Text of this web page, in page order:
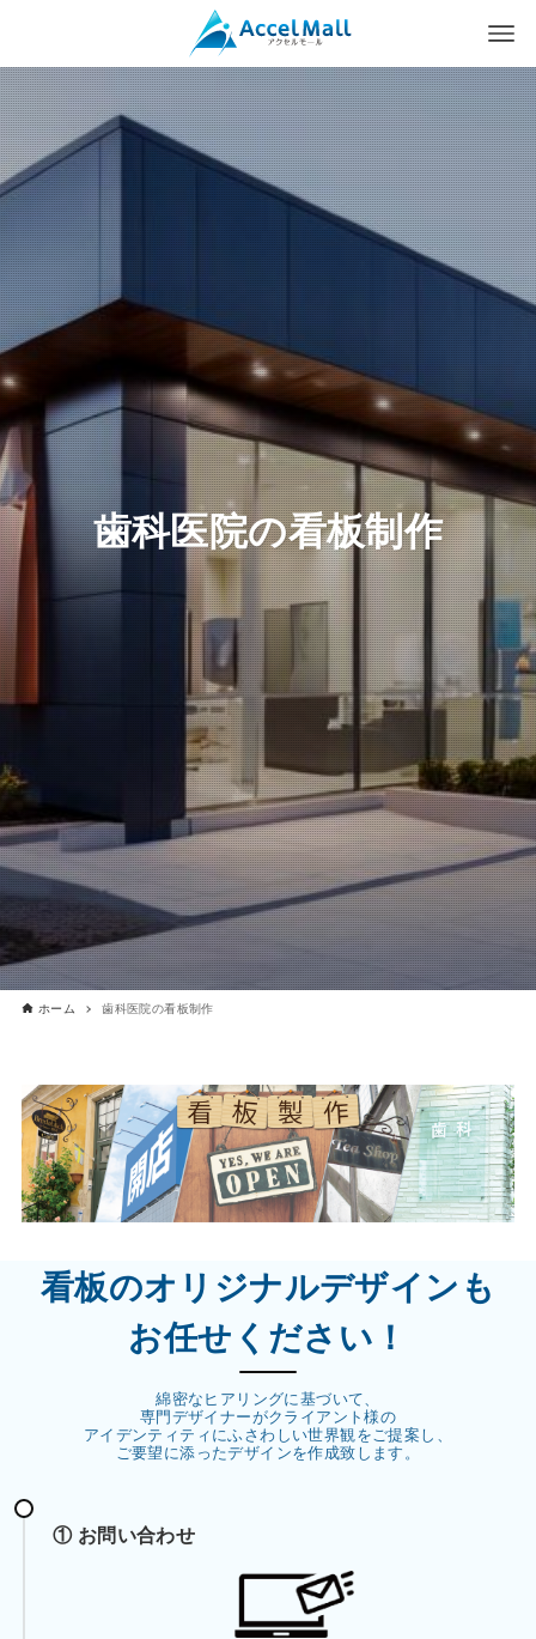
歯科医院の看板制作
ホーム 歯科医院の看板制作
看板のオリジナルデザインも
お任せください！
綿密なヒアリングに基づいて、
専門デザイナーがクライアント様の
アイデンティティにふさわしい世界観をご提案し、
ご要望に添ったデザインを作成致します。
① お問い合わせ